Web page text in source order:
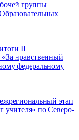
группы
II
«За нравственный
федеральному
этап
учителя» по Северо-